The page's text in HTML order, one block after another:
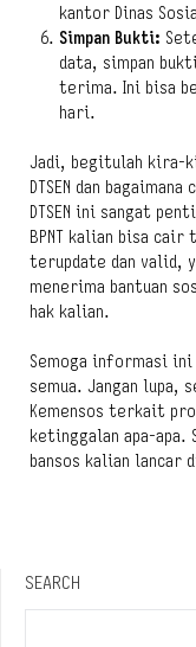
kantor Dinas
Simpan Bukti:
data, simpan
terima. Ini bisa
hari.
Jadi, begitulah kira-
DTSEN dan
DTSEN ini sangat
BPNT kalian bisa
terupdate dan valid,
menerima bantuan
hak kalian.
Semoga informasi
semua. Jangan
Kemensos terkait
ketinggalan apa-apa.
bansos kalian lancar
SEARCH